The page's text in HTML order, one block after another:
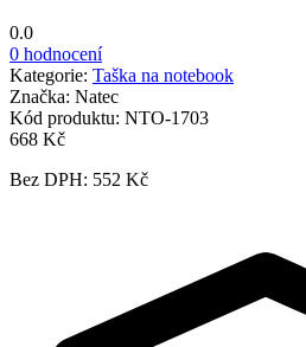
0.0
0 hodnocení
Kategorie: Taška na notebook
Značka: Natec
Kód produktu: NTO-1703
668 Kč
Bez DPH: 552 Kč